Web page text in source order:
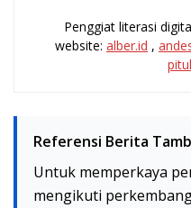
Penggiat literasi
website: alber.id ,
Referensi Berita
Untuk memperkaya
mengikuti